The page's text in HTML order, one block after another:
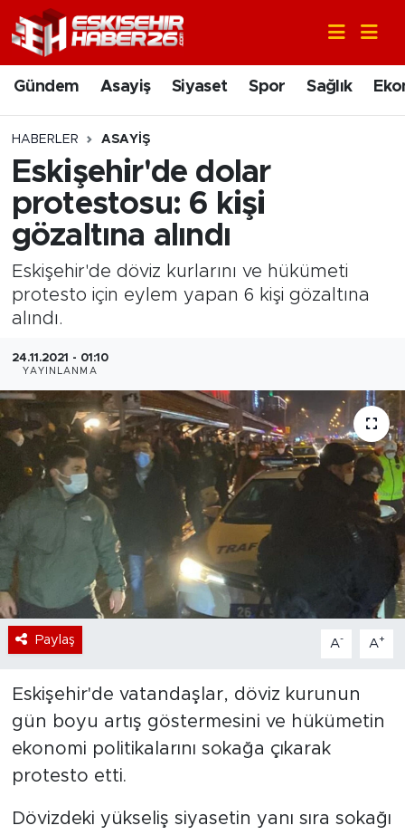
Gündem Asayiş Siyaset Spor Sağlık
HABERLER ASAYIŞ
Eskişehir'de dolar
protestosu: 6 kişi
gözaltına alındı
Eskişehir'de döviz kurlarını ve hükümeti
protesto için eylem yapan 6 kişi gözaltına
alındı.
24.11.2021 - 01:10
YAYINLANMA
Paylaş A- A+
Eskişehir'de vatandaşlar, döviz kurunun
gün boyu artış göstermesini ve hükümetin
ekonomi politikalarını sokağa çıkarak
protesto etti.
Dövizdeki yükseliş siyasetin yanı sıra sokağı
Gündem
Asayiş
Siyaset
Spor
Ekonomi
Sanat
Bölge
Teknoloji
Magazin
Dünya
Sektör
Nöbetçi Eczaneler
Hava Durumu
Trafik Durumu
Süper Lig Puan Durumu ve Fikstür
Son Dakika Haberleri